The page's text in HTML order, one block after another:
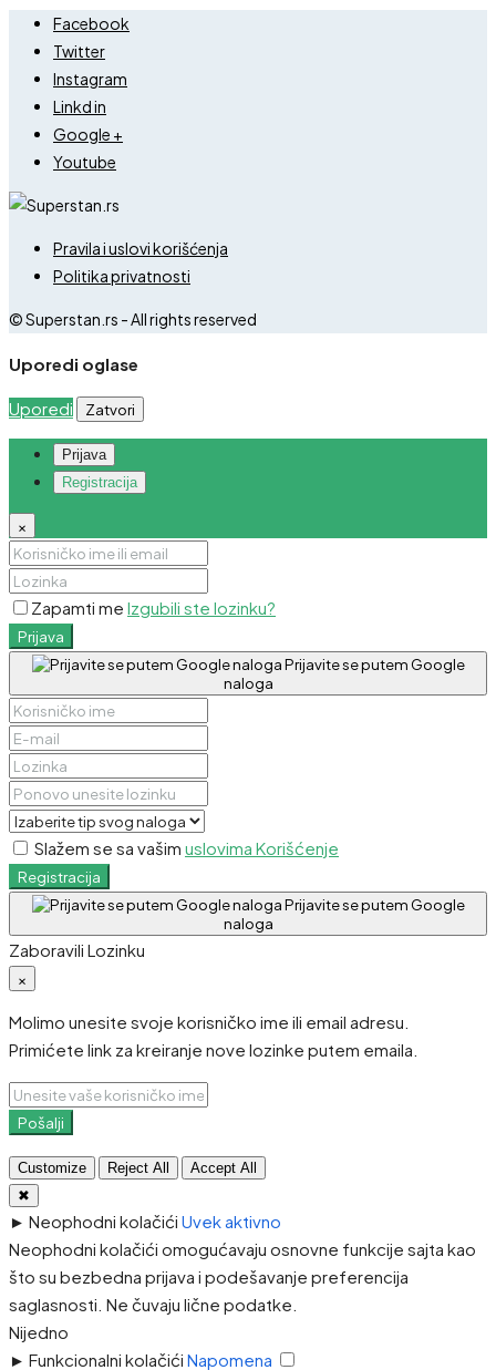
Facebook
Twitter
Instagram
Linkd in
Google +
Youtube
Pravila i uslovi korišćenja
Politika privatnosti
© Superstan.rs - All rights reserved
Uporedi oglase
Uporedi Zatvori
Prijava
Registracija
×
Zapamti me Izgubili ste lozinku?
Prijava
Prijavite se putem Google
naloga
Slažem se sa vašim uslovima Korišćenje
Registracija
Prijavite se putem Google
naloga
Zaboravili Lozinku
×
Molimo unesite svoje korisničko ime ili email adresu.
Primićete link za kreiranje nove lozinke putem emaila.
Pošalji
Customize Reject All
Accept All
✖
► Neophodni kolačići Uvek aktivno
Neophodni kolačići omogućavaju osnovne funkcije sajta kao
što su bezbedna prijava i podešavanje preferencija
saglasnosti. Ne čuvaju lične podatke.
Nijedno
► Funkcionalni kolačići Napomena